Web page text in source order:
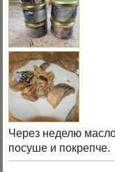
Через неделю
посуше и покрепче.